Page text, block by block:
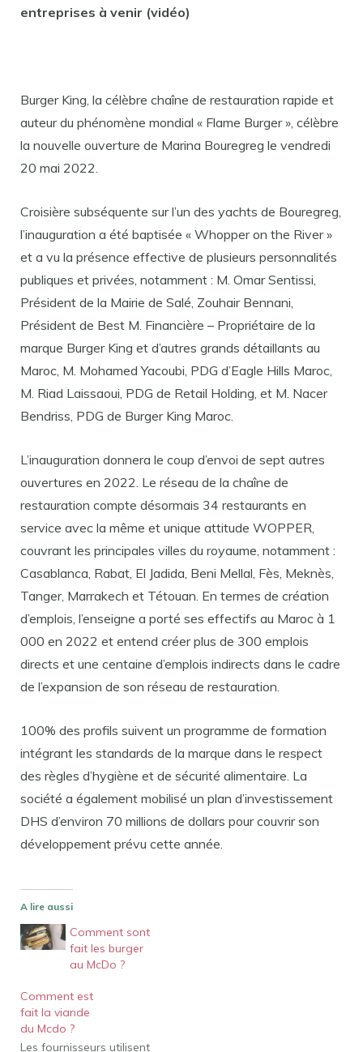
entreprises à venir (vidéo)
Burger King, la célèbre chaîne de restauration rapide et
auteur du phénomène mondial « Flame Burger », célèbre
la nouvelle ouverture de Marina Bouregreg le vendredi
20 mai 2022.
Croisière subséquente sur l’un des yachts de Bouregreg,
l’inauguration a été baptisée « Whopper on the River »
et a vu la présence effective de plusieurs personnalités
publiques et privées, notamment : M. Omar Sentissi,
Président de la Mairie de Salé, Zouhair Bennani,
Président de Best M. Financière – Propriétaire de la
marque Burger King et d’autres grands détaillants au
Maroc, M. Mohamed Yacoubi, PDG d’Eagle Hills Maroc,
M. Riad Laissaoui, PDG de Retail Holding, et M. Nacer
Bendriss, PDG de Burger King Maroc.
L’inauguration donnera le coup d’envoi de sept autres
ouvertures en 2022. Le réseau de la chaîne de
restauration compte désormais 34 restaurants en
service avec la même et unique attitude WOPPER,
couvrant les principales villes du royaume, notamment :
Casablanca, Rabat, El Jadida, Beni Mellal, Fès, Meknès,
Tanger, Marrakech et Tétouan. En termes de création
d’emplois, l’enseigne a porté ses effectifs au Maroc à 1
000 en 2022 et entend créer plus de 300 emplois
directs et une centaine d’emplois indirects dans le cadre
de l’expansion de son réseau de restauration.
100% des profils suivent un programme de formation
intégrant les standards de la marque dans le respect
des règles d’hygiène et de sécurité alimentaire. La
société a également mobilisé un plan d’investissement
DHS d’environ 70 millions de dollars pour couvrir son
développement prévu cette année.
A lire aussi
Comment sont
fait les burger
au McDo ?
Comment est
fait la viande
du Mcdo ?
Les fournisseurs utilisent